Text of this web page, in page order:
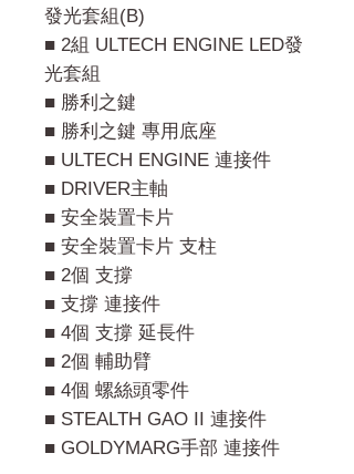
發光套組(B)
■ 2組 ULTECH ENGINE LED發
光套組
■ 勝利之鍵
■ 勝利之鍵 專用底座
■ ULTECH ENGINE 連接件
■ DRIVER主軸
■ 安全裝置卡片
■ 安全裝置卡片 支柱
■ 2個 支撐
■ 支撐 連接件
■ 4個 支撐 延長件
■ 2個 輔助臂
■ 4個 螺絲頭零件
■ STEALTH GAO II 連接件
■ GOLDYMARG手部 連接件